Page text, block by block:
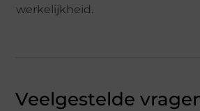
werkelijkheid.
Veelgestelde